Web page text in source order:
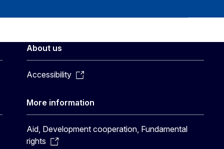
About us
Accessibility
More information
Aid, Development cooperation, Fundamental
rights